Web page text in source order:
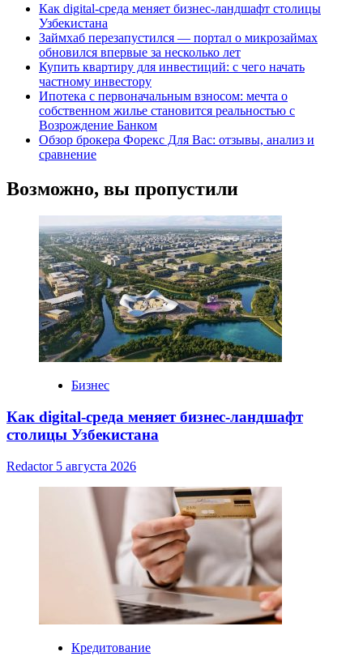
Как digital-среда меняет бизнес-ландшафт столицы
Узбекистана
Займхаб перезапустился — портал о микрозаймах
обновился впервые за несколько лет
Купить квартиру для инвестиций: с чего начать
частному инвестору
Ипотека с первоначальным взносом: мечта о
собственном жилье становится реальностью с
Возрождение Банком
Обзор брокера Форекс Для Вас: отзывы, анализ и
сравнение
Возможно, вы пропустили
Бизнес
Как digital-среда меняет бизнес-ландшафт
столицы Узбекистана
Redactor 5 августа 2026
Кредитование